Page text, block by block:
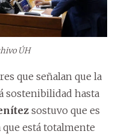
ÚH
que señalan que la
sostenibilidad hasta
sostuvo que es
que está totalmente